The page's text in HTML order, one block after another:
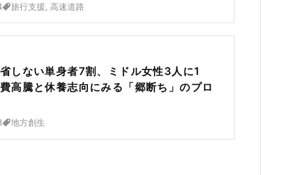
旅行支援, 高速道路
しない単身者7割、ミドル女性3人に1
高騰と休養志向にみる「郷断ち」のプロ
地方創生